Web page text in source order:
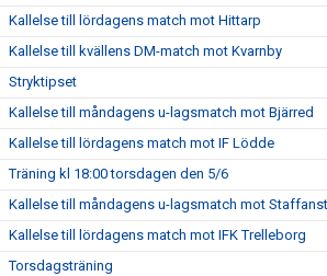
Kallelse till lördagens match mot Hittarp
Kallelse till kvällens DM-match mot Kvarnby
Stryktipset
Kallelse till måndagens u-lagsmatch mot Bjärred
Kallelse till lördagens match mot IF Lödde
Träning kl 18:00 torsdagen den 5/6
Kallelse till måndagens u-lagsmatch mot
Kallelse till lördagens match mot IFK Trelleborg
Torsdagsträning